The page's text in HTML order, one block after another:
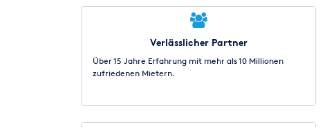
Verlässlicher Partner
Über 15 Jahre Erfahrung mit mehr als 10 Millionen
zufriedenen Mietern.